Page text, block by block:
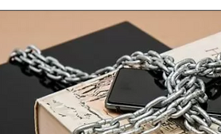
Delitti contro la persona
Diritto penale tributario